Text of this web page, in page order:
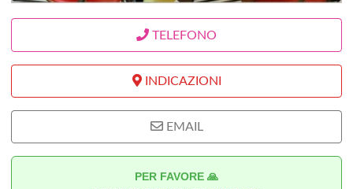
TELEFONO
INDICAZIONI
EMAIL
PER FAVORE 🙏